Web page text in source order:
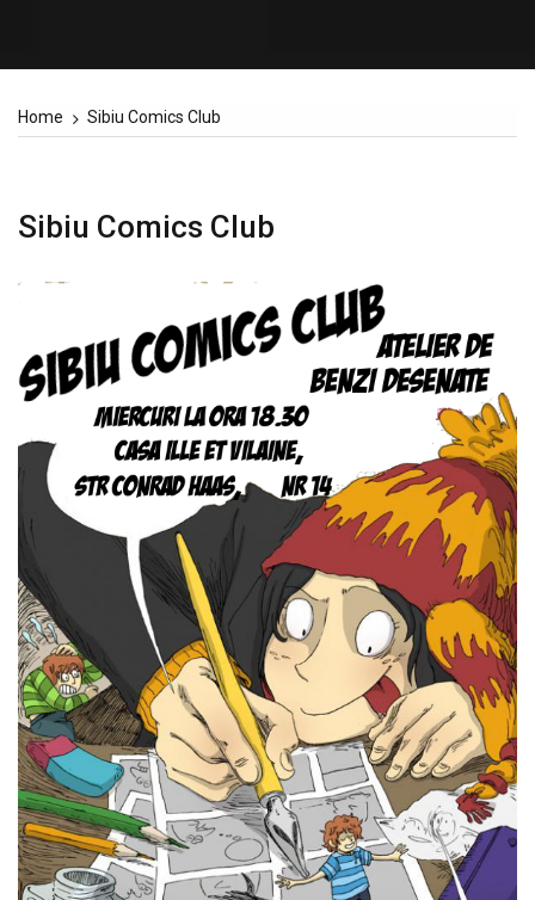
Home Sibiu Comics Club
Sibiu Comics Club